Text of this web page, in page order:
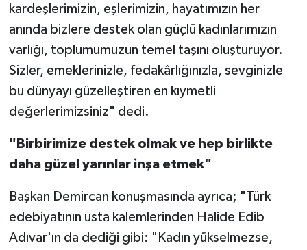
kardeşlerimizin, eşlerimizin, hayatımızın her
anında bizlere destek olan güçlü kadınlarımızın
varlığı, toplumumuzun temel taşını oluşturuyor.
Sizler, emeklerinizle, fedakârlığınızla, sevginizle
bu dünyayı güzelleştiren en kıymetli
değerlerimizsiniz" dedi.
"Birbirimize destek olmak ve hep birlikte
daha güzel yarınlar inşa etmek"
Başkan Demircan konuşmasında ayrıca; "Türk
edebiyatının usta kalemlerinden Halide Edib
Adıvar'ın da dediği gibi: "Kadın yükselmezse,